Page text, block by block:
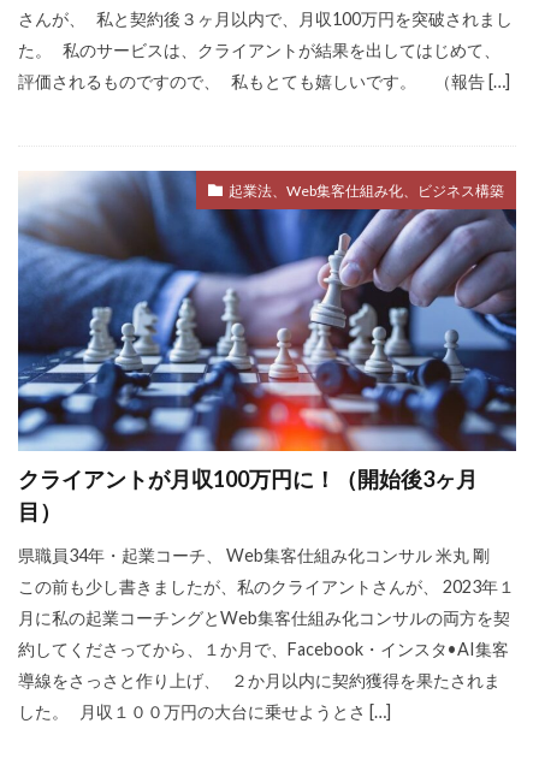
さんが、 私と契約後３ヶ月以内で、月収100万円を突破されまし
た。 私のサービスは、クライアントが結果を出してはじめて、
評価されるものですので、 私もとても嬉しいです。 （報告 […]
起業法、Web集客仕組み化、ビジネス構築
クライアントが月収100万円に！（開始後3ヶ月
目）
県職員34年・起業コーチ、 Web集客仕組み化コンサル 米丸 剛
この前も少し書きましたが、私のクライアントさんが、 2023年１
月に私の起業コーチングとWeb集客仕組み化コンサルの両方を契
約してくださってから、１か月で、Facebook・インスタ•AI集客
導線をさっさと作り上げ、 ２か月以内に契約獲得を果たされま
した。 月収１００万円の大台に乗せようとさ […]